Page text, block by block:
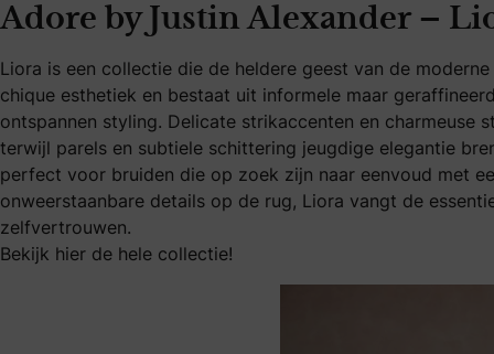
Adore by Justin Alexander –
Liora is een collectie die de heldere geest van de
chique esthetiek en bestaat uit informele maar
ontspannen styling. Delicate strikaccenten en charmeuse
terwijl parels en subtiele schittering jeugdige elegantie
perfect voor bruiden die op zoek zijn naar eenvoud met
onweerstaanbare details op de rug, Liora vangt de
zelfvertrouwen.
Bekijk hier de hele collectie!